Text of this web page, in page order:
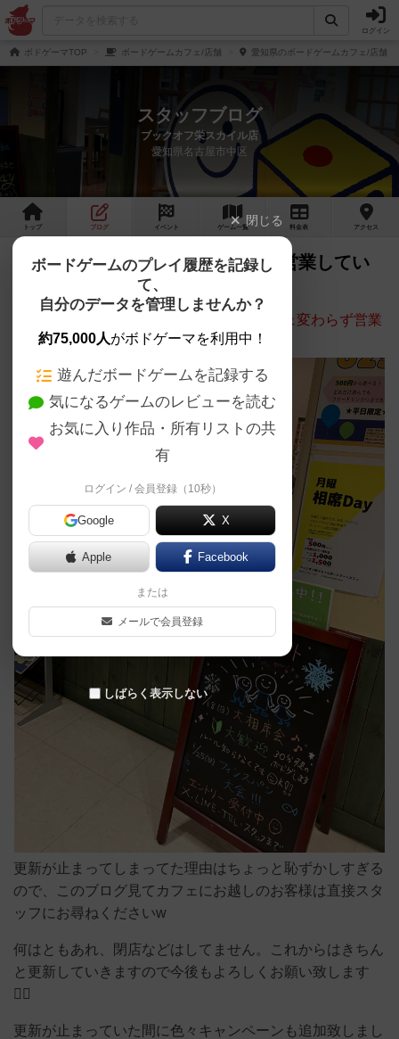
ログイン
ボドゲーマTOP ボードゲームカフェ/店舗 愛知県のボードゲームカフェ/店舗
スタッフブログ
ブックオフ栄スカイル店
愛知県名古屋市中区
トップ ブログ イベント ゲーム一覧 料金 表 アクセス
ご心配おかけしました！変わらず営業してい
BOOKOFF栄スカイル店ボードゲームカフェ変わらず営業
中です！
更新が止まってしまってた理由はちょっと恥ずかしすぎる
ので、このブログ見てカフェにお越しのお客様は直接スタ
ッフにお尋ねくださいw
何はともあれ、閉店などはしてません。これからはきちん
と更新していきますので今後もよろしくお願い致します
🙇‍♂️
更新が止まっていた間に色々キャンペーンも追加致しまし
閉じる
ボードゲームのプレイ履歴を記録し
て、
自分のデータを管理しませんか？
約75,000人がボドゲーマを利用中！
遊んだボードゲームを記録する
気になるゲームのレビューを読む
お気に入り作品・所有リストの共
有
ログイン / 会員登録（10秒）
Google X
Apple Facebook
または
メールで会員登録
しばらく表示しない